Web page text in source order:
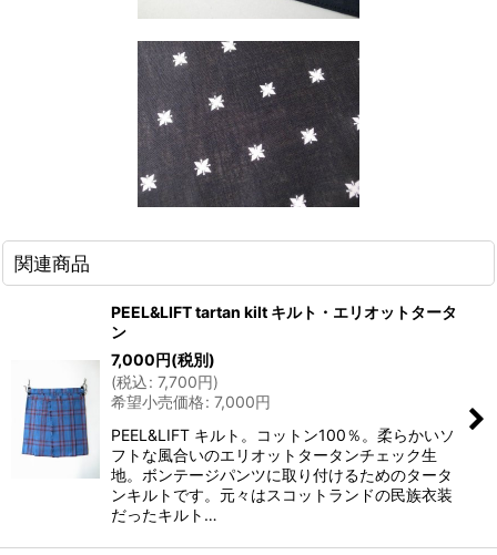
関連商品
PEEL&LIFT tartan kilt キルト・エリオットタータ
ン
7,000円(税別)
(税込: 7,700円)
希望小売価格: 7,000円
PEEL&LIFT キルト。コットン100％。柔らかいソ
フトな風合いのエリオットタータンチェック生
地。ボンテージパンツに取り付けるためのタータ
ンキルトです。元々はスコットランドの民族衣装
だったキルト…